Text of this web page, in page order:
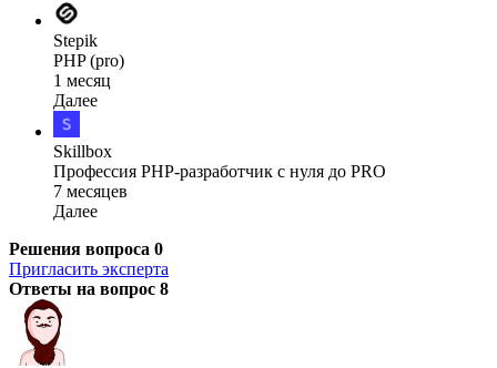
Stepik
PHP (pro)
1 месяц
Далее
Skillbox
Профессия PHP-разработчик с нуля до PRO
7 месяцев
Далее
Решения вопроса 0
Пригласить эксперта
Ответы на вопрос 8